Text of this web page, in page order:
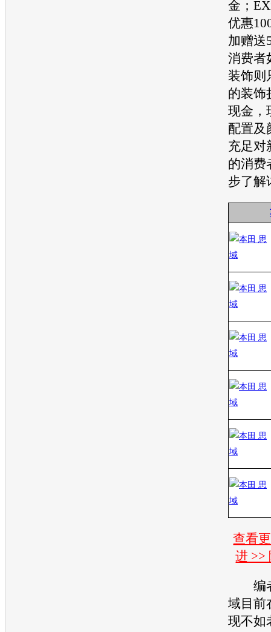
金；
优惠
加赠送
消费者
装饰则
的装饰
现金，
配置及
充足对
的消费
步了解
查看
进 >>
编
域目前
现不如